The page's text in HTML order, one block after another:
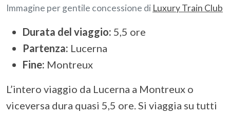
Immagine per gentile concessione di Luxury Train Club
Durata del viaggio: 5,5 ore
Partenza: Lucerna
Fine: Montreux
L’intero viaggio da Lucerna a Montreux o
viceversa dura quasi 5,5 ore. Si viaggia su tutti